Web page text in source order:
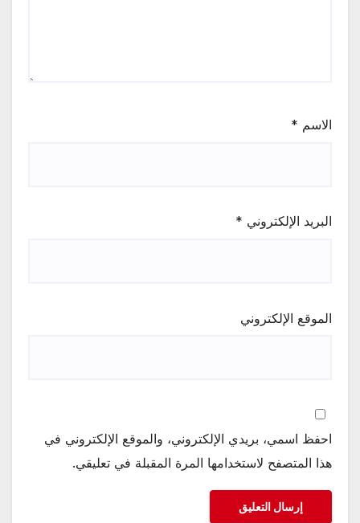
الاسم *
البريد الإلكتروني *
الموقع الإلكتروني
احفظ اسمي، بريدي الإلكتروني، والموقع الإلكتروني في
هذا المتصفح لاستخدامها المرة المقبلة في تعليقي.